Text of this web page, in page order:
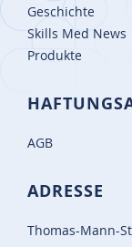
Geschichte
Skills Med News
Produkte
AGB
ADRESSE
Thomas-Mann-